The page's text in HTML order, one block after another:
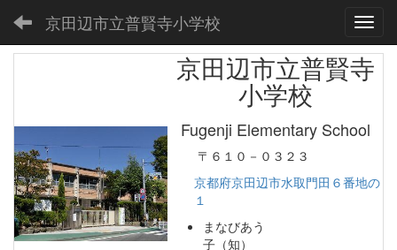
京田辺市立普賢寺小学校
京田辺市立普賢寺
小学校
Fugenji Elementary School
〒６１０－０３２３
京都府京田辺市水取門田６番地の
１
まなびあう
子（知）